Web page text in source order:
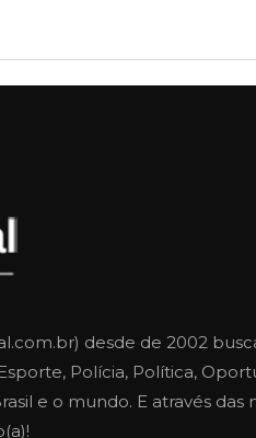
desde de 2002
Polícia, Política,
e o mundo. E através